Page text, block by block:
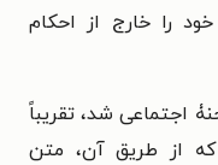
را خارج از احکام
وارد صحنۀ اجتماعی شد، تقریباً
که از طریق آن، متن